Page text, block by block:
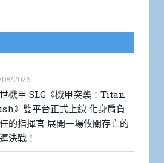
08/2026
機甲 SLG《機甲突襲：Titan
》雙平台正式上線 化身肩負
的指揮官 展開一場攸關存亡的
決戰！